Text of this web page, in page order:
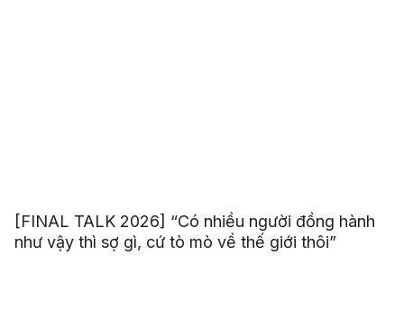
[FINAL TALK 2026] “Có nhiều người đồng hành
như vậy thì sợ gì, cứ tò mò về thế giới thôi”